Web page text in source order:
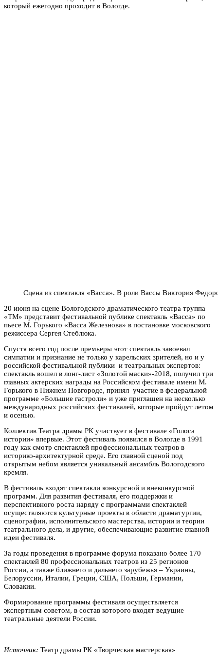
который ежегодно проходит в Вологде.
Сцена из спектакля «Васса». В роли Вассы Виктория
20 июня на сцене Вологодского драматического театра труппа
«ТМ» представит фестивальной публике спектакль «Васса» по
пьесе М. Горького «Васса Железнова» в постановке московского
режиссера Сергея Стеблюка.
Спустя всего год после премьеры этот спектакль завоевал
симпатии и признание не только у карельских зрителей, но и у
российской фестивальной публики и театральных экспертов:
спектакль вошел в лонг-лист «Золотой маски»-2018, получил три
главных актерских награды на Российском фестивале имени М.
Горького в Нижнем Новгороде, принял участие в федеральной
программе «Большие гастроли» и уже приглашен на несколько
международных российских фестивалей, которые пройдут летом
и осенью.
Коллектив Театра драмы РК участвует в фестивале «Голоса
истории» впервые. Этот фестиваль появился в Вологде в 1991
году как смотр спектаклей профессиональных театров в
историко-архитектурной среде. Его главной сценой под
открытым небом является уникальный ансамбль Вологодского
кремля.
В фестиваль входят спектакли конкурсной и внеконкурсной
программ. Для развития фестиваля, его поддержки и
перспективного роста наряду с программами спектаклей
осуществляются культурные проекты в области драматургии,
сценографии, исполнительского мастерства, истории и теории
театрального дела, и другие, обеспечивающие развитие главной
идеи фестиваля.
За годы проведения в программе форума показано более 170
спектаклей 80 профессиональных театров из 25 регионов
России, а также ближнего и дальнего зарубежья – Украины,
Белоруссии, Италии, Греции, США, Польши, Германии,
Словакии.
Формирование программы фестиваля осуществляется
экспертным советом, в состав которого входят ведущие
театральные деятели России.
Источник: Театр драмы РК «Творческая мастерская»